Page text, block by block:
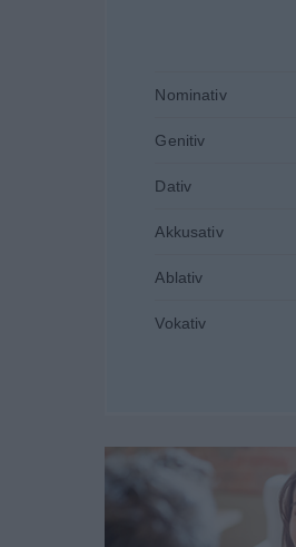
Nominativ
Genitiv
Dativ
Akkusativ
Ablativ
Vokativ